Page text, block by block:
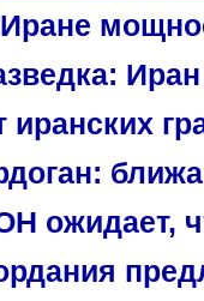
иранских
ожидает,